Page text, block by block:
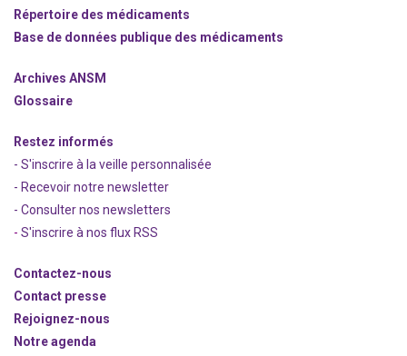
Répertoire des médicaments
Base de données publique des médicaments
Archives ANSM
Glossaire
Restez informés
- S'inscrire à la veille personnalisée
- Recevoir notre newsletter
- Consulter nos newsletters
- S'inscrire à nos flux RSS
Contactez-nous
Contact presse
Rejoignez-nous
Notre agenda